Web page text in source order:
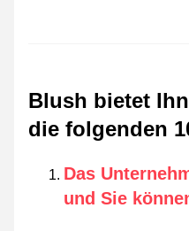
Blush bietet
die folgenden
Das
und Sie